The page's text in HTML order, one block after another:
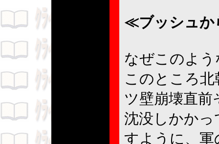
≪ブッシュか
なぜこのよ
このところ
ツ壁崩壊直
沈没しかか
すように、軍